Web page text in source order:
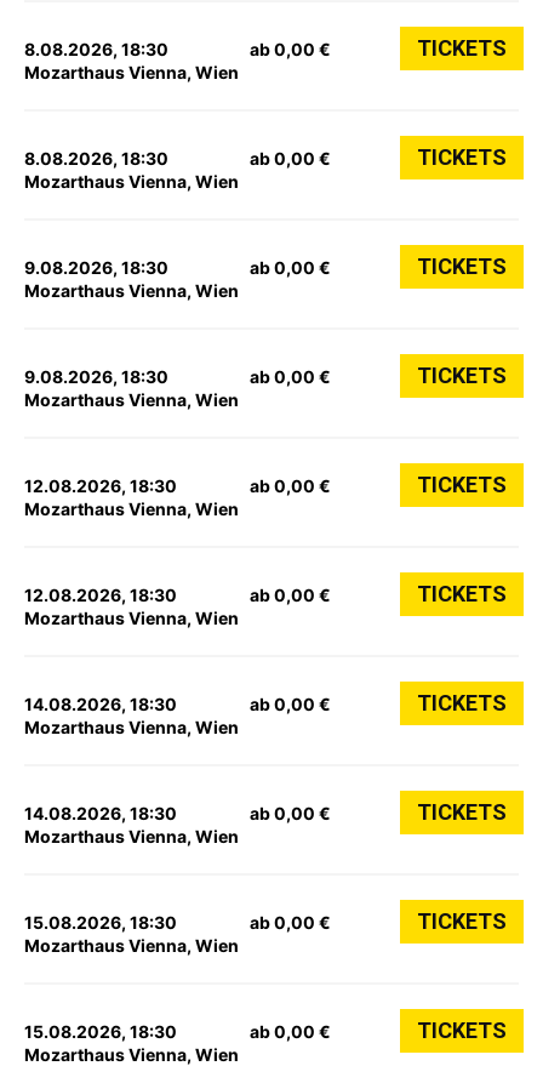
8.08.2026, 18:30
Mozarthaus Vienna, Wien
ab 0,00 € TICKETS
8.08.2026, 18:30
Mozarthaus Vienna, Wien
ab 0,00 € TICKETS
9.08.2026, 18:30
Mozarthaus Vienna, Wien
ab 0,00 € TICKETS
9.08.2026, 18:30
Mozarthaus Vienna, Wien
ab 0,00 € TICKETS
12.08.2026, 18:30
Mozarthaus Vienna, Wien
ab 0,00 € TICKETS
12.08.2026, 18:30
Mozarthaus Vienna, Wien
ab 0,00 € TICKETS
14.08.2026, 18:30
Mozarthaus Vienna, Wien
ab 0,00 € TICKETS
14.08.2026, 18:30
Mozarthaus Vienna, Wien
ab 0,00 € TICKETS
15.08.2026, 18:30
Mozarthaus Vienna, Wien
ab 0,00 € TICKETS
15.08.2026, 18:30
Mozarthaus Vienna, Wien
ab 0,00 € TICKETS